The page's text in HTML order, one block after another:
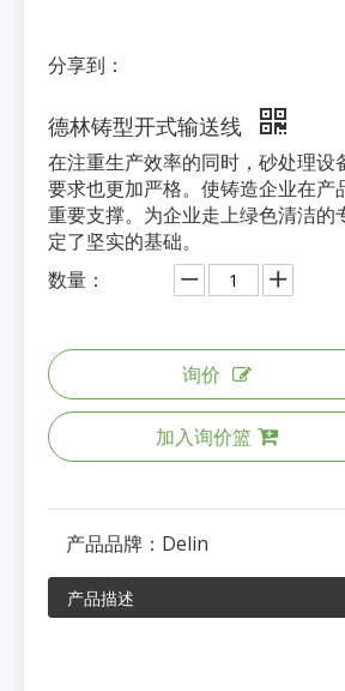
分享到：
德林铸型开式输送线
在注重生产效率的同时，砂处理设
要求也更加严格。使铸造企业在产
重要支撑。为企业走上绿色清洁的
定了坚实的基础。
数量：
询价
加入询价篮
产品品牌： Delin
产品描述